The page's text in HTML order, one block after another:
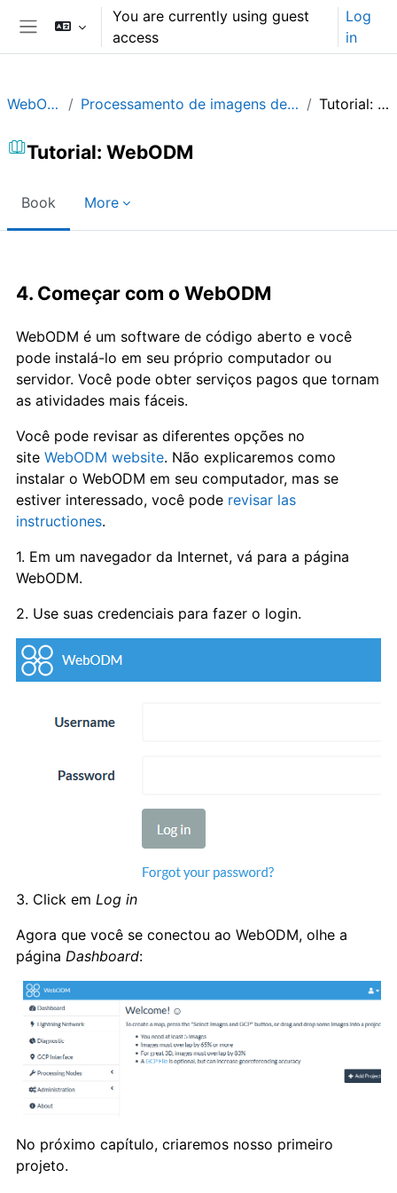
Skip to main contentYou are currently using guest
access
Log
in
WebODM_PR Processamento de imagens de Drones com WebODM Tutorial: WebODM
Tutorial: WebODM
Book More
4. Começar com o WebODM
WebODM é um software de código aberto e você
pode instalá-lo em seu próprio computador ou
servidor. Você pode obter serviços pagos que tornam
as atividades mais fáceis.
Você pode revisar as diferentes opções no
site WebODM website. Não explicaremos como
instalar o WebODM em seu computador, mas se
estiver interessado, você pode revisar las
instructiones.
1. Em um navegador da Internet, vá para a página
WebODM.
2. Use suas credenciais para fazer o login.
3. Click em Log in
Agora que você se conectou ao WebODM, olhe a
página Dashboard:
No próximo capítulo, criaremos nosso primeiro
projeto.